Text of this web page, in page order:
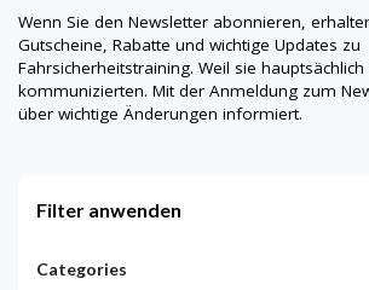
Wenn Sie den Newsletter abonnieren,
Gutscheine, Rabatte und wichtige Updates zu
Fahrsicherheitstraining. Weil sie
kommunizierten. Mit der Anmeldung zum
über wichtige Änderungen informiert.
Filter anwenden
Categories